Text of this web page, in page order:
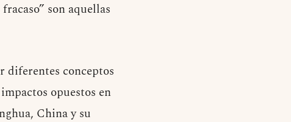
son aquellas
diferentes conceptos
opuestos en
China y su